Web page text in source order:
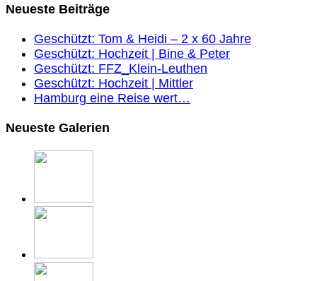
Neueste Beiträge
Geschützt: Tom & Heidi – 2 x 60 Jahre
Geschützt: Hochzeit | Bine & Peter
Geschützt: FFZ_Klein-Leuthen
Geschützt: Hochzeit | Mittler
Hamburg eine Reise wert…
Neueste Galerien